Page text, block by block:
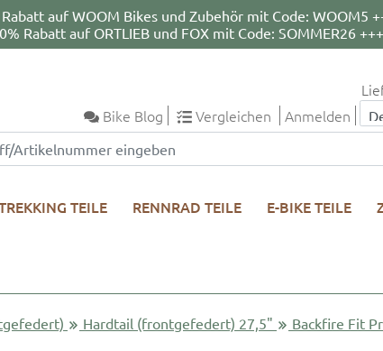
auf WOOM Bikes und Zubehör mit Code: WOOM5
Rabatt auf ORTLIEB und FOX mit Code: SOMMER26 +++
Bike Blog Vergleichen Anmelden
TEILE RENNRAD TEILE E-BIKE TEILE
Hardtail (frontgefedert) 27,5" Backfire Fit